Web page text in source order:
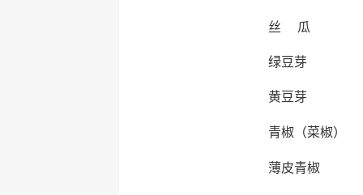
丝 瓜
绿豆芽
黄豆芽
青椒（菜椒）
薄皮青椒